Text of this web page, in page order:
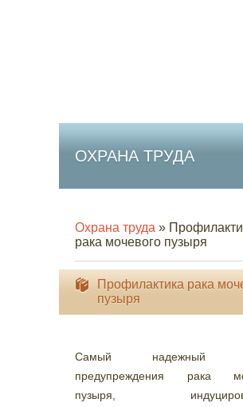
ОХРАНА ТРУДА
Охрана труда »
рака мочевого пузыря
Профилактика рака
пузыря
Самый надежный
предупреждения рака
пузыря,